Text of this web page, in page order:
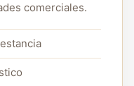
comerciales.